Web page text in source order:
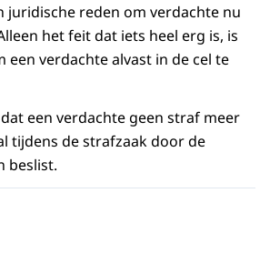
juridische reden om verdachte nu
het feit dat iets heel erg is, is
een verdachte alvast in de cel te
een verdachte geen straf meer
tijdens de strafzaak door de
beslist.